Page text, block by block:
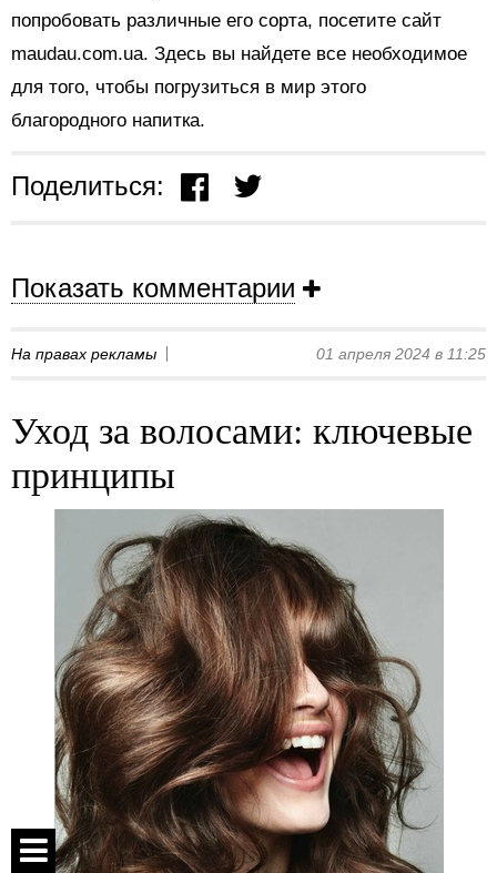
попробовать различные его сорта, посетите сайт
maudau.com.ua. Здесь вы найдете все необходимое
для того, чтобы погрузиться в мир этого
благородного напитка.
Поделиться:
Показать комментарии
На правах рекламы 01 апреля 2024 в 11:25
Уход за волосами: ключевые
принципы